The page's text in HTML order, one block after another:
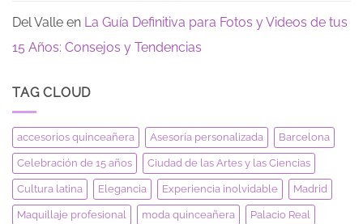
Del Valle en La Guía Definitiva para Fotos y Videos de tus
15 Años: Consejos y Tendencias
TAG CLOUD
accesorios quinceañera Asesoría personalizada Barcelona
Celebración de 15 años Ciudad de las Artes y las Ciencias
Cultura latina Elegancia Experiencia inolvidable Madrid
Maquillaje profesional moda quinceañera Palacio Real